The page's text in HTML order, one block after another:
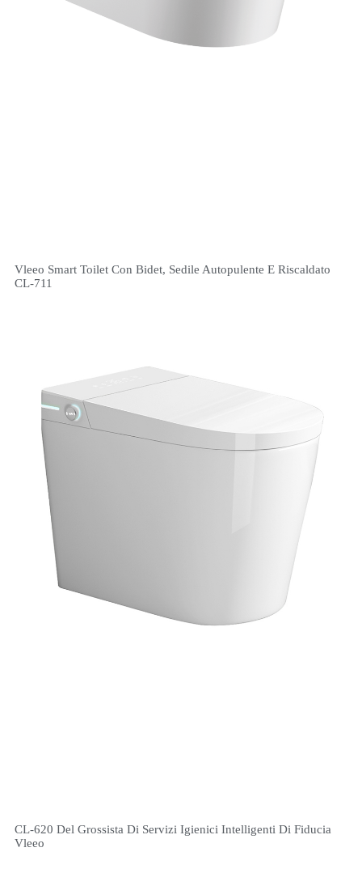
Vleeo Smart Toilet Con Bidet, Sedile Autopulente E Riscaldato
CL-711
CL-620 Del Grossista Di Servizi Igienici Intelligenti Di Fiducia
Vleeo